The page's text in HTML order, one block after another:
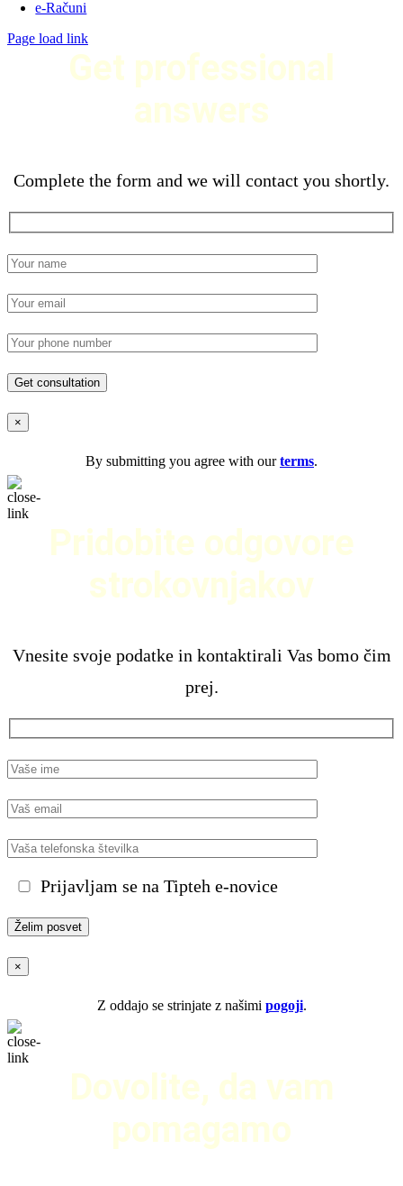
e-Računi
Page load link
Get professional
answers
Complete the form and we will contact you shortly.
×
By submitting you agree with ourterms.
Pridobite odgovore
strokovnjakov
Vnesite svoje podatke in kontaktirali Vas bomo čim
prej.
Prijavljam se na Tipteh e-novice
×
Z oddajo se strinjate z našimi pogoji.
Dovolite, da vam
pomagamo